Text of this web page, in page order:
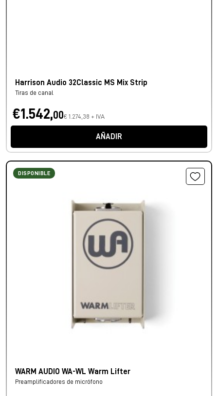
Harrison Audio 32Classic MS Mix Strip
Tiras de canal
€1.542,00€ 1.274,38 + IVA
AÑADIR
DISPONIBLE
WARM AUDIO WA-WL Warm Lifter
Preamplificadores de micrófono